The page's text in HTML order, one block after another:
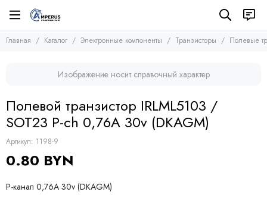
Электронные компоненты
Транзисторы
Транзисторы
Биполярные транзисторы (BJTs)
Тиристоры и симисторы
Модули
Резисторы
Предохранители
Дроссели
Главная Каталог Электронные компоненты Транзисторы Полевые
Изображение носит справочный характер
Полевой транзистор IRLML5103 /
SOT23 P-ch 0,76A 30v (DKAGM)
Артикул: 1198-9
0.80 BYN
P-канал 0,76A 30v (DKAGM)